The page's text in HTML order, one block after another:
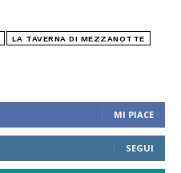
MI PIACE
SEGUI
LA TAVERNA DI MEZZANOTTE